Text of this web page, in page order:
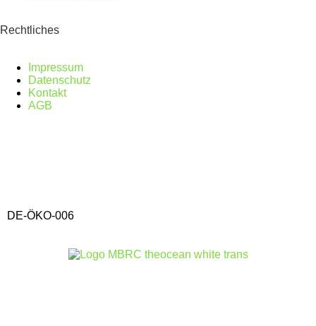
Rechtliches
Impressum
Datenschutz
Kontakt
AGB
DE-ÖKO-006